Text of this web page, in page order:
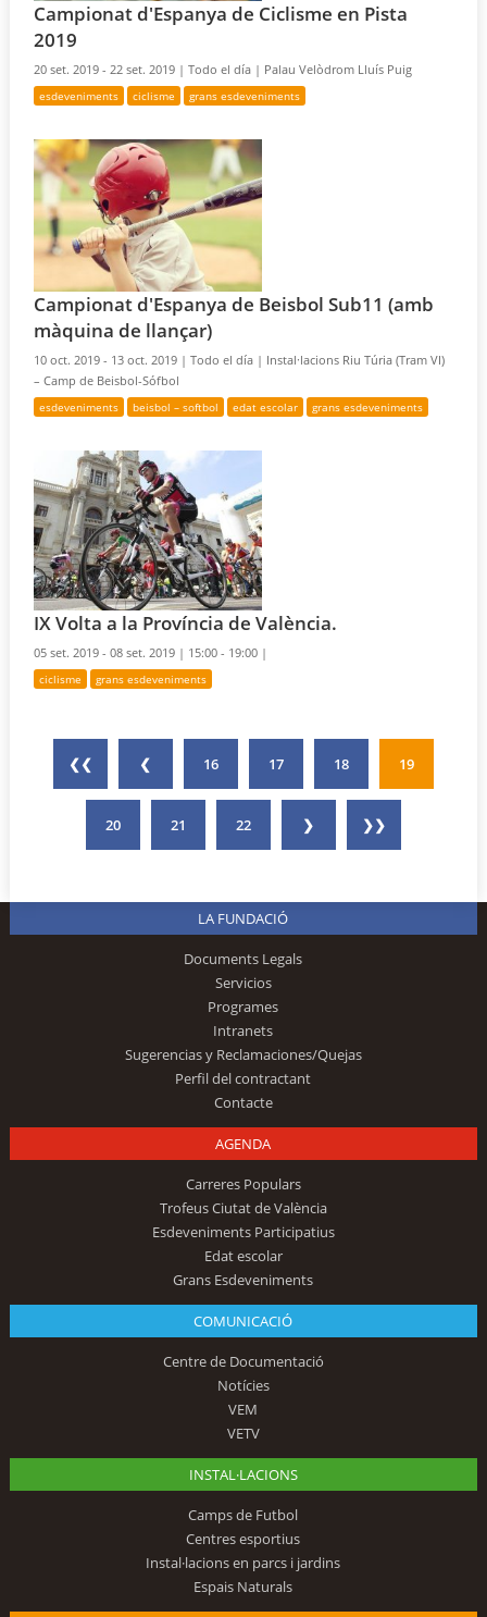
Campionat d'Espanya de Ciclisme en Pista
2019
20 set. 2019 - 22 set. 2019 |Todo el día | Palau Velòdrom Lluís Puig
esdeveniments ciclisme grans esdeveniments
Campionat d'Espanya de Beisbol Sub11 (amb
màquina de llançar)
10 oct. 2019 - 13 oct. 2019 |Todo el día | Instal·lacions Riu Túria (Tram VI)
– Camp de Beisbol-Sófbol
esdeveniments beisbol – softbol edat escolar grans esdeveniments
IX Volta a la Província de València.
05 set. 2019 - 08 set. 2019 | 15:00 - 19:00 |
ciclisme grans esdeveniments
❮❮ ❮ 16 17 18 19
20 21 22 ❯ ❯❯
LA FUNDACIÓ
Documents Legals
Servicios
Programes
Intranets
Sugerencias y Reclamaciones/Quejas
Perfil del contractant
Contacte
AGENDA
Carreres Populars
Trofeus Ciutat de València
Esdeveniments Participatius
Edat escolar
Grans Esdeveniments
COMUNICACIÓ
Centre de Documentació
Notícies
VEM
VETV
INSTAL·LACIONS
Camps de Futbol
Centres esportius
Instal·lacions en parcs i jardins
Espais Naturals